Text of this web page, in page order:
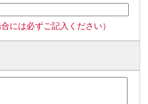
には必ずご記入ください）